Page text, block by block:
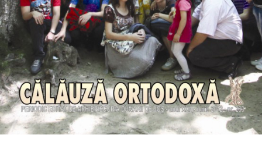
2015
2014
2013
2012
2011
2010